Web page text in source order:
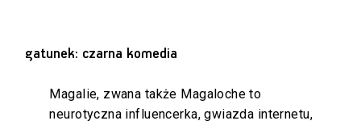
gatunek: czarna komedia
Magalie, zwana także Magaloche to
neurotyczna influencerka, gwiazda internetu,